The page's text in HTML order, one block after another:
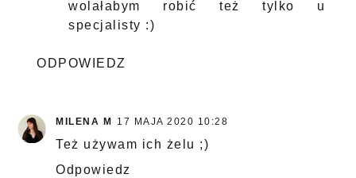
wolałabym robić też tylko u
specjalisty :)
ODPOWIEDZ
MILENA M 17 MAJA 2020 10:28
Też używam ich żelu ;)
Odpowiedz